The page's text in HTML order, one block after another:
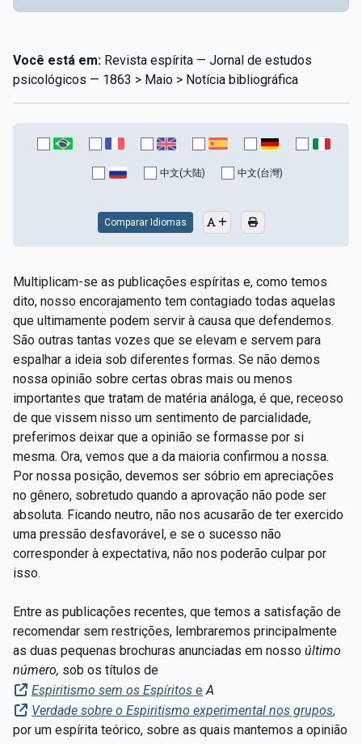
Você está em: Revista espírita — Jornal de estudos
psicológicos — 1863 > Maio > Notícia bibliográfica
中文(大陆) 中文(台灣)
Comparar Idiomas
Multiplicam-se as publicações espíritas e, como temos
dito, nosso encorajamento tem contagiado todas aquelas
que ultimamente podem servir à causa que defendemos.
São outras tantas vozes que se elevam e servem para
espalhar a ideia sob diferentes formas. Se não demos
nossa opinião sobre certas obras mais ou menos
importantes que tratam de matéria análoga, é que, receoso
de que vissem nisso um sentimento de parcialidade,
preferimos deixar que a opinião se formasse por si
mesma. Ora, vemos que a da maioria confirmou a nossa.
Por nossa posição, devemos ser sóbrio em apreciações
no gênero, sobretudo quando a aprovação não pode ser
absoluta. Ficando neutro, não nos acusarão de ter exercido
uma pressão desfavorável, e se o sucesso não
corresponder à expectativa, não nos poderão culpar por
isso.
Entre as publicações recentes, que temos a satisfação de
recomendar sem restrições, lembraremos principalmente
as duas pequenas brochuras anunciadas em nosso último
número, sob os títulos de
Espiritismo sem os Espíritos e A
Verdade sobre o Espiritismo experimental nos grupos,
por um espírita teórico, sobre as quais mantemos a opinião